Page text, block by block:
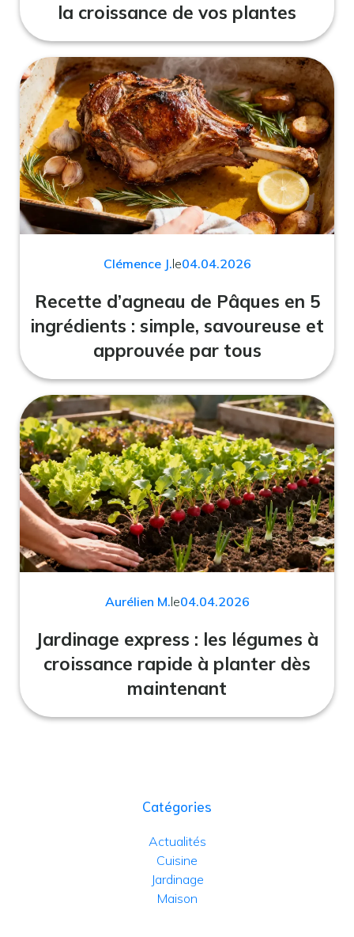
la croissance de vos plantes
Clémence J.le04.04.2026
Recette d’agneau de Pâques en 5
ingrédients : simple, savoureuse et
approuvée par tous
Aurélien M.le04.04.2026
Jardinage express : les légumes à
croissance rapide à planter dès
maintenant
Catégories
Actualités
Cuisine
Jardinage
Maison